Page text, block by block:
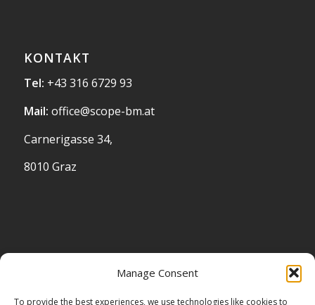
Manage Consent
To provide the best experiences, we use technologies like cookies to
KONTAKT
Tel: +43 316 6729 93
Mail: office@scope-bm.at
Carnerigasse 34,
8010 Graz
STANDORT